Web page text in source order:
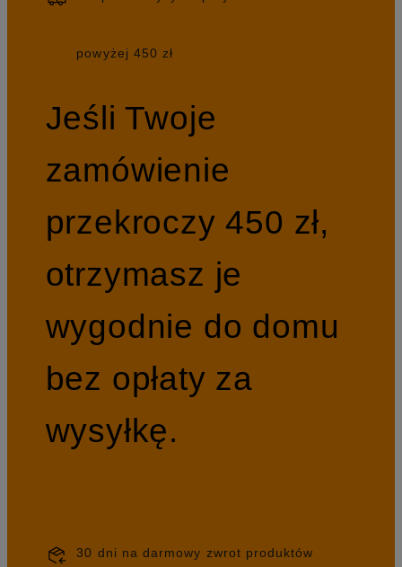
powyżej 450 zł
Jeśli Twoje
zamówienie
przekroczy 450 zł,
otrzymasz je
wygodnie do domu
bez opłaty za
wysyłkę.
30 dni na darmowy zwrot produktów